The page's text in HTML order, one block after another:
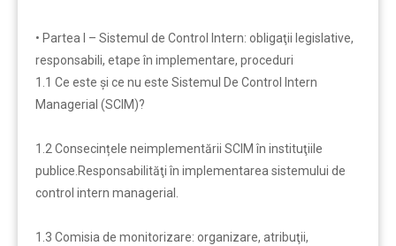
• Partea I – Sistemul de Control Intern: obligaţii legislative,
responsabili, etape în implementare, proceduri
1.1 Ce este şi ce nu este Sistemul De Control Intern
Managerial (SCIM)?
1.2 Consecințele neimplementării SCIM în instituţiile
publice.Responsabilităţi în implementarea sistemului de
control intern managerial.
1.3 Comisia de monitorizare: organizare, atribuţii,